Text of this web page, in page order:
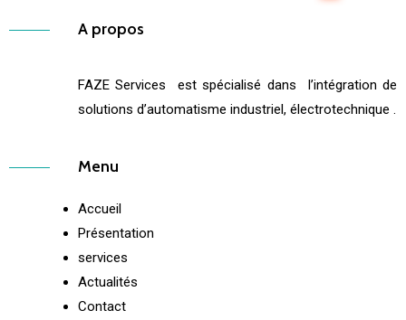
A propos
FAZE Services est spécialisé dans l’intégration de
solutions d’automatisme industriel, électrotechnique .
Menu
Accueil
Présentation
services
Actualités
Contact